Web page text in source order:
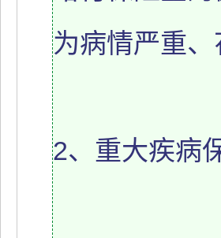
为病情严重
2、重大疾病